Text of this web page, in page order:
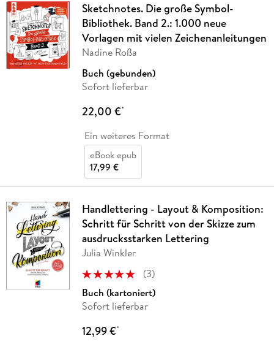
Sketchnotes. Die große Symbol-
Bibliothek. Band 2.: 1.000 neue
Vorlagen mit vielen Zeichenanleitungen
Nadine Roßa
Buch (gebunden)
Sofort lieferbar
22,00 €*
Ein weiteres Format
eBook epub
17,99 €
Handlettering - Layout & Komposition:
Schritt für Schritt von der Skizze zum
ausdrucksstarken Lettering
Julia Winkler
(3)
Buch (kartoniert)
Sofort lieferbar
12,99 €*